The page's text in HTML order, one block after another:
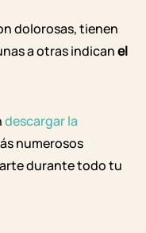
dolorosas, tienen
a otras indicanel
descargar la
numerosos
durante todo tu